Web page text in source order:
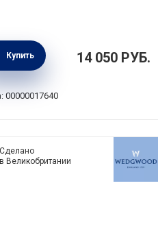
Vera Wang Grosgrain
фарфор, цвет
Великобритания,
Купить 14 050 РУБ.
00000017640
Сделано
в Великобритании